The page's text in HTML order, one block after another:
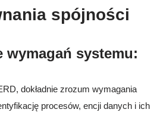
spójności
wymagań systemu:
dokładnie zrozum wymagania
procesów, encji danych i ich